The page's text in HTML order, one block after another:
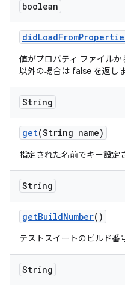
boolean
didLoadFrom
値がプロパティ ファイル
以外の場合は false を返しま
String
get(String name)
指定された名前でキー設定
String
getBuildNumber()
テストスイートのビルド番
String